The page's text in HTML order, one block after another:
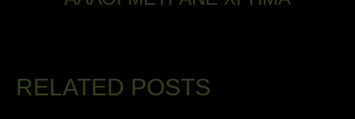
post:
RELATED POSTS